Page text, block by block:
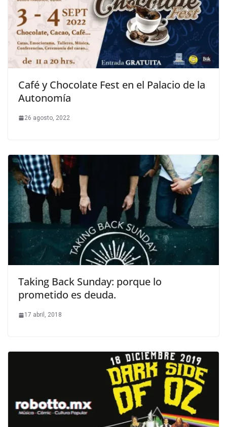
Café y Chocolate Fest en el Palacio de la
Autonomía
26 agosto, 2022
Taking Back Sunday: porque lo
prometido es deuda.
17 abril, 2018